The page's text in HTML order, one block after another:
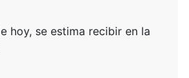
hoy, se estima recibir en la